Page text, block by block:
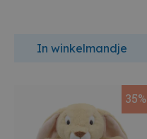
In winkelmandje
35%